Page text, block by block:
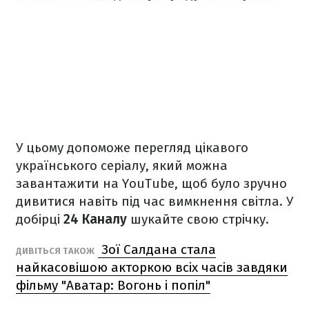
У цьому допоможе перегляд цікавого
українського серіалу, який можна
завантажити на YouTube, щоб було зручно
дивитися навіть під час вимкнення світла. У
добірці 24 Каналу шукайте свою стрічку.
ДИВІТЬСЯ ТАКОЖ
Зої Салдана стала
найкасовішою акторкою всіх часів завдяки
фільму "Аватар: Вогонь і попіл"